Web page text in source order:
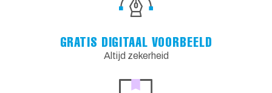
GRATIS DIGITAAL VOORBEELD
Altijd zekerheid